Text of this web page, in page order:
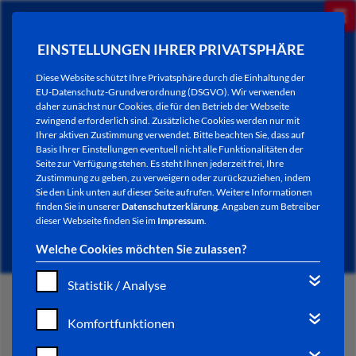
EINSTELLUNGEN IHRER PRIVATSPHÄRE
Diese Website schützt Ihre Privatsphäre durch die Einhaltung der
EU-Datenschutz-Grundverordnung (DSGVO). Wir verwenden
daher zunächst nur Cookies, die für den Betrieb der Webseite
zwingend erforderlich sind. Zusätzliche Cookies werden nur mit
Ihrer aktiven Zustimmung verwendet. Bitte beachten Sie, dass auf
Basis Ihrer Einstellungen eventuell nicht alle Funktionalitäten der
Seite zur Verfügung stehen. Es steht Ihnen jederzeit frei, Ihre
Zustimmung zu geben, zu verweigern oder zurückzuziehen, indem
Sie den Link unten auf dieser Seite aufrufen. Weitere Informationen
finden Sie in unsererDatenschutzerklärung. Angaben zum Betreiber
dieser Webseite finden Sie im Impressum.
Welche Cookies möchten Sie zulassen?
Statistik / Analyse
Komfortfunktionen
NEWSLETTER / CITY LETTER
START